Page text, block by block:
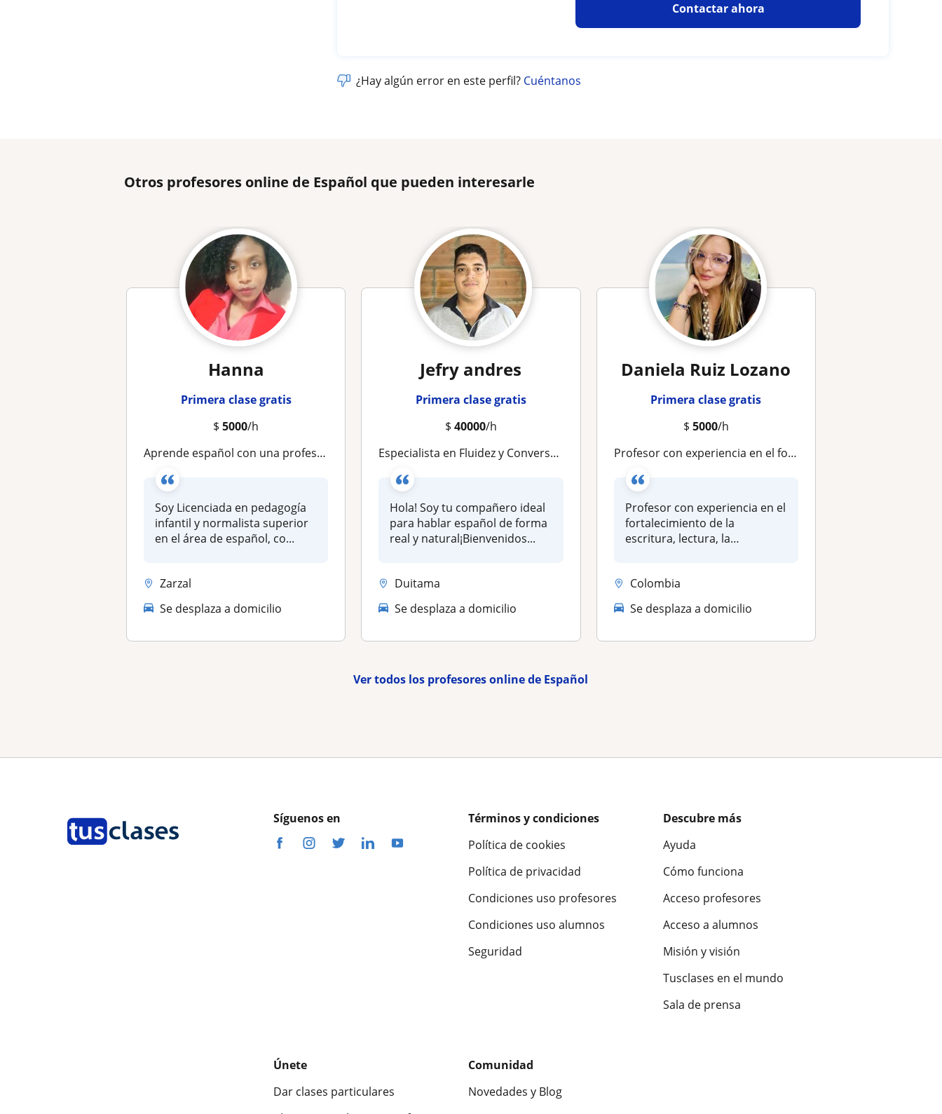
Contactar ahora
¿Hay algún error en este perfil? Cuéntanos
Otros profesores online de Español que pueden interesarle
Hanna
Primera clase gratis
$5000/h
Aprende español con una profesora experta, clases online personalizadas
Soy Licenciada en pedagogía
infantil y normalista superior
en el área de español, co...
Zarzal
Se desplaza a domicilio
Jefry andres
Primera clase gratis
$ 40000/h
Especialista en Fluidez y Conversación en Español
Hola! Soy tu compañero ideal
para hablar español de forma
real y natural¡Bienvenidos...
Duitama
Se desplaza a domicilio
Daniela Ruiz Lozano
Primera clase gratis
$ 5000/h
Profesor con experiencia en el fortalecimiento de la escritura, lectura, la comprensión de textos y la expresión oral y no verbal
Profesor con experiencia en el
fortalecimiento de la
escritura, lectura, la
Colombia
Se desplaza a domicilio
Ver todos los profesores online de Español
Síguenos en
Términos y condiciones
Política de cookies
Política de privacidad
Condiciones uso profesores
Condiciones uso alumnos
Seguridad
Descubre más
Ayuda
Cómo funciona
Acceso profesores
Acceso a alumnos
Misión y visión
Tusclases en el mundo
Sala de prensa
Únete
Dar clases particulares
Comunidad
Novedades y Blog